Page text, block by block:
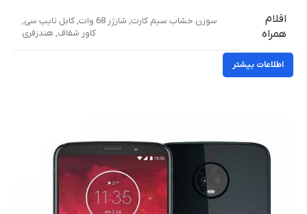
اقلام
همراه
سوزن خشاب سیم کارت, شارژر 68 وات ,کابل تایپ سی,
کاور شفاف, هندزفری
اطلاعات بیشتر